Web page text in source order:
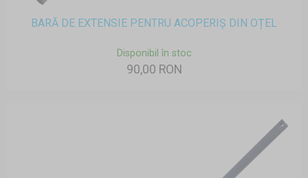
BARĂ DE EXTENSIE PENTRU ACOPERIȘ DIN OȚEL
Disponibil în stoc
90,00 RON